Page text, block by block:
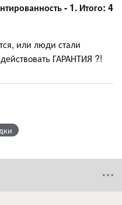
- 1. Итого: 4
или люди стали
ГАРАНТИЯ ?!